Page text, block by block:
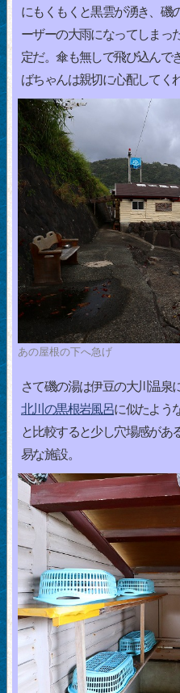
にもくもくと黒雲が湧き、磯
ーザーの大雨になってしまっ
定だ。傘も無しで飛び込んで
ばちゃんは親切に心配してく
あの屋根の下へ急げ
さて磯の湯は伊豆の大川温泉
北川の黒根岩風呂に似たよう
と比較すると少し穴場感があ
易な施設。